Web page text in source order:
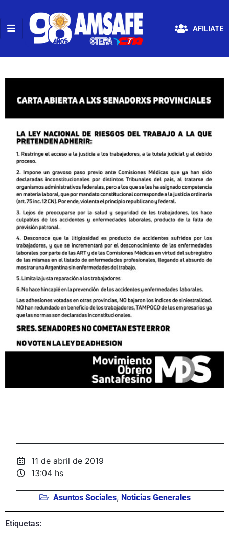
AFILIATE
11 de abril de 2019
13:04 hs
Asuntos Sociales, Noticias Generales
Etiquetas: